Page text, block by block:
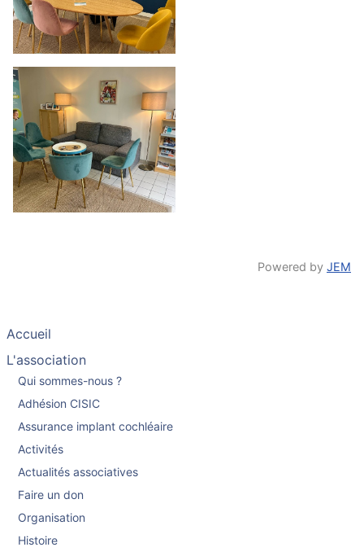
Powered by JEM
Accueil
L'association
Qui sommes-nous ?
Adhésion CISIC
Assurance implant cochléaire
Activités
Actualités associatives
Faire un don
Organisation
Histoire